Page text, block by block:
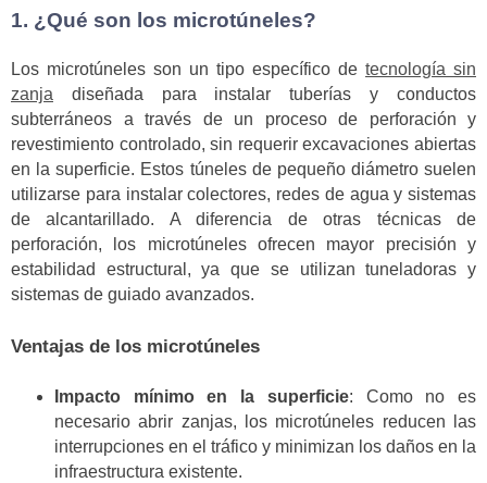
1. ¿Qué son los microtúneles?
Los microtúneles son un tipo específico de tecnología sin
zanja diseñada para instalar tuberías y conductos
subterráneos a través de un proceso de perforación y
revestimiento controlado, sin requerir excavaciones abiertas
en la superficie. Estos túneles de pequeño diámetro suelen
utilizarse para instalar colectores, redes de agua y sistemas
de alcantarillado. A diferencia de otras técnicas de
perforación, los microtúneles ofrecen mayor precisión y
estabilidad estructural, ya que se utilizan tuneladoras y
sistemas de guiado avanzados.
Ventajas de los microtúneles
Impacto mínimo en la superficie: Como no es
necesario abrir zanjas, los microtúneles reducen las
interrupciones en el tráfico y minimizan los daños en la
infraestructura existente.